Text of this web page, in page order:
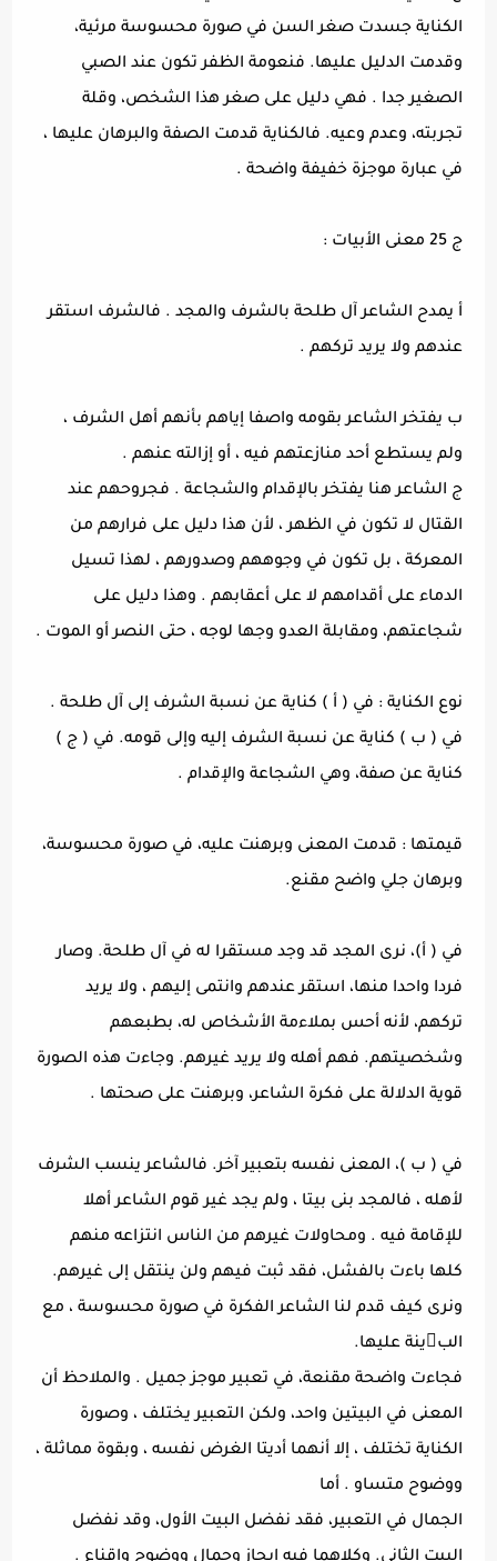
الكناية جسدت صغر السن في صورة محسوسة مرئية،
وقدمت الدليل عليها. فنعومة الظفر تكون عند الصبي
الصغير جدا . فهي دليل على صغر هذا الشخص، وقلة
تجربته، وعدم وعيه. فالكناية قدمت الصفة والبرهان عليها ،
في عبارة موجزة خفيفة واضحة .
ج 25 معنى الأبيات :
أ يمدح الشاعر آل طلحة بالشرف والمجد . فالشرف استقر
عندهم ولا يريد تركهم .
ب يفتخر الشاعر بقومه واصفا إياهم بأنهم أهل الشرف ،
ولم يستطع أحد منازعتهم فيه ، أو إزالته عنهم .
ج الشاعر هنا يفتخر بالإقدام والشجاعة . فجروحهم عند
القتال لا تكون في الظهر ، لأن هذا دليل على فرارهم من
المعركة ، بل تكون في وجوههم وصدورهم ، لهذا تسيل
الدماء على أقدامهم لا على أعقابهم . وهذا دليل على
شجاعتهم، ومقابلة العدو وجها لوجه ، حتى النصر أو الموت .
نوع الكناية : في ( أ ) كناية عن نسبة الشرف إلى آل طلحة .
في ( ب ) كناية عن نسبة الشرف إليه وإلى قومه. في ( ج )
كناية عن صفة، وهي الشجاعة والإقدام .
قيمتها : قدمت المعنى وبرهنت عليه، في صورة محسوسة،
وبرهان جلي واضح مقنع.
في ( أ)، نرى المجد قد وجد مستقرا له في آل طلحة. وصار
فردا واحدا منها، استقر عندهم وانتمى إليهم ، ولا يريد
تركهم، لأنه أحس بملاءمة الأشخاص له، بطبعهم
وشخصيتهم. فهم أهله ولا يريد غيرهم. وجاءت هذه الصورة
قوية الدلالة على فكرة الشاعر، وبرهنت على صحتها .
في ( ب )، المعنى نفسه بتعبير آخر. فالشاعر ينسب الشرف
لأهله ، فالمجد بنى بيتا ، ولم يجد غير قوم الشاعر أهلا
للإقامة فيه . ومحاولات غيرهم من الناس انتزاعه منهم
كلها باءت بالفشل، فقد ثبت فيهم ولن ينتقل إلى غيرهم.
ونرى كيف قدم لنا الشاعر الفكرة في صورة محسوسة ، مع
البينة عليها.
فجاءت واضحة مقنعة، في تعبير موجز جميل . والملاحظ أن
المعنى في البيتين واحد، ولكن التعبير يختلف ، وصورة
الكناية تختلف ، إلا أنهما أديتا الغرض نفسه ، وبقوة مماثلة ،
ووضوح متساو . أما
الجمال في التعبير، فقد نفضل البيت الأول، وقد نفضل